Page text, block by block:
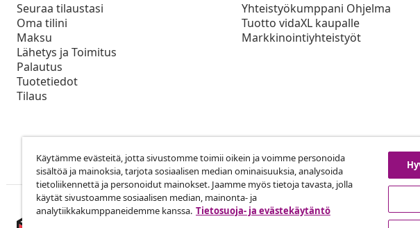
Seuraa tilaustasi
Oma tilini
Maksu
Lähetys ja Toimitus
Palautus
Tuotetiedot
Tilaus
Yhteistyökumppani Ohjelma
Tuotto vidaXL kaupalle
Markkinointiyhteistyöt
Käytämme evästeitä, jotta sivustomme toimii oikein ja voimme personoida
sisältöä ja mainoksia, tarjota sosiaalisen median ominaisuuksia, analysoida
tietoliikennettä ja personoidut mainokset. Jaamme myös tietoja tavasta, jolla
käytät sivustoamme sosiaalisen median, mainonta- ja
analytiikkakumppaneidemme kanssa. Tietosuoja- ja evästekäytäntö